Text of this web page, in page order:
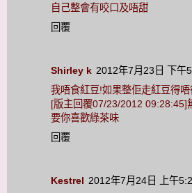
自己整會有咬口及唔甜
回覆
Shirley k 2012年7月23日 下午
我唔食紅豆!如果整佢走紅豆得
[版主回覆07/23/2012 09:28:45]
要你喜歡綠茶味
回覆
Kestrel 2012年7月24日 上午